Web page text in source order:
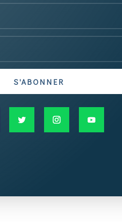
S'ABONNER